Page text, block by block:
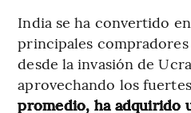
India se ha convertido
principales
desde la invasión de
aprovechando los
promedio, ha adquirido